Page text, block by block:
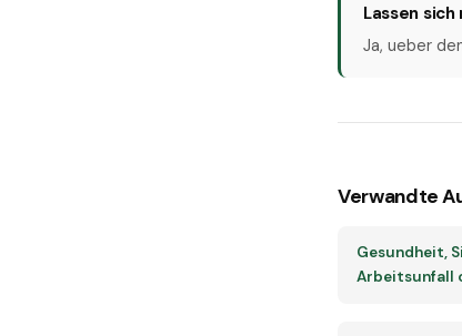
Lassen
Ja, ueber
Verwandte
Gesundheit,
Arbeitsunfall